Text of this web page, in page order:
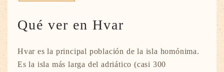
Qué ver en Hvar
Hvar es la principal población de la isla homónima.
Es la isla más larga del adriático (casi 300